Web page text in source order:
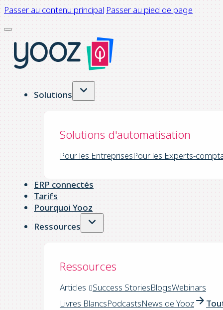
Passer au contenu principal Passer au pied de page
Solutions
Solutions d'automatisation
Pour les EntreprisesPour les Experts-
ERP connectés
Tarifs
Pourquoi Yooz
Ressources
Ressources
Articles Success StoriesBlogsWebinars
Livres BlancsPodcastsNews de Yooz